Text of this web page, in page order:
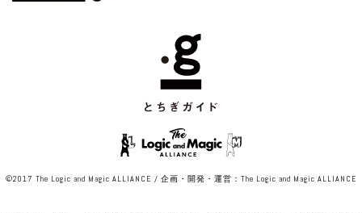
©2017 The Logic and Magic ALLIANCE / 企画・開発・運営：The Logic and Magic ALLIANCE